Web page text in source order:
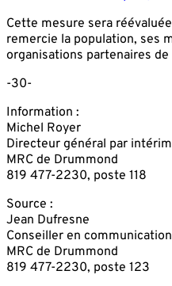
Cette mesure sera
remercie la population, ses
organisations partenaires
-30-
Information :
Michel Royer
Directeur général par intérim
MRC de Drummond
819 477-2230, poste 118
Source :
Jean Dufresne
Conseiller en communication
MRC de Drummond
819 477-2230, poste 123